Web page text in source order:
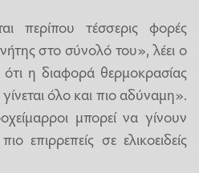
περίπου τέσσερις φορές
στο σύνολό του», λέει ο
η διαφορά θερμοκρασίας
όλο και πιο αδύναμη».
μπορεί να γίνουν
επιρρεπείς σε ελικοειδείς